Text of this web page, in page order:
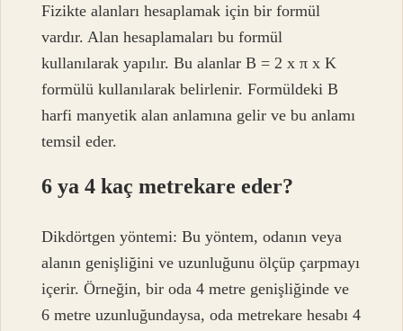
Fizikte alanları hesaplamak için bir formül
vardır. Alan hesaplamaları bu formül
kullanılarak yapılır. Bu alanlar B = 2 x π x K
formülü kullanılarak belirlenir. Formüldeki B
harfi manyetik alan anlamına gelir ve bu anlamı
temsil eder.
6 ya 4 kaç metrekare eder?
Dikdörtgen yöntemi: Bu yöntem, odanın veya
alanın genişliğini ve uzunluğunu ölçüp çarpmayı
içerir. Örneğin, bir oda 4 metre genişliğinde ve
6 metre uzunluğundaysa, oda metrekare hesabı 4